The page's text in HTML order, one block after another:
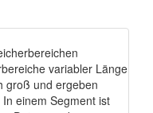
variabler Länge
groß und ergeben
einem Segment ist